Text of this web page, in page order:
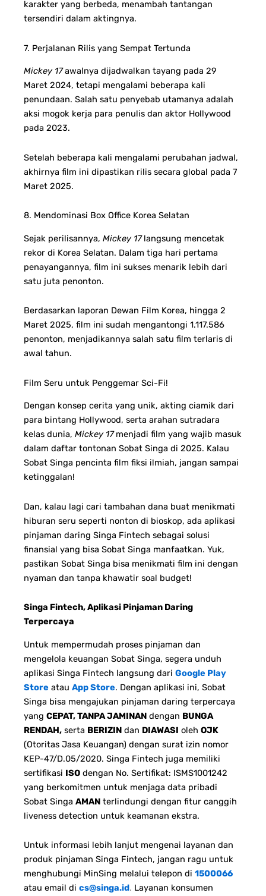
karakter yang berbeda, menambah tantangan
tersendiri dalam aktingnya.
7. Perjalanan Rilis yang Sempat Tertunda
Mickey 17awalnya dijadwalkan tayang pada 29
Maret 2024, tetapi mengalami beberapa kali
penundaan. Salah satu penyebab utamanya adalah
aksi mogok kerja para penulis dan aktor Hollywood
pada 2023.
Setelah beberapa kali mengalami perubahan jadwal,
akhirnya film ini dipastikan rilis secara global pada 7
Maret 2025.
8. Mendominasi Box Office Korea Selatan
Sejak perilisannya, Mickey 17langsung mencetak
rekor di Korea Selatan. Dalam tiga hari pertama
penayangannya, film ini sukses menarik lebih dari
satu juta penonton.
Berdasarkan laporan Dewan Film Korea, hingga 2
Maret 2025, film ini sudah mengantongi 1.117.586
penonton, menjadikannya salah satu film terlaris di
awal tahun.
Film Seru untuk Penggemar Sci-Fi!
Dengan konsep cerita yang unik, akting ciamik dari
para bintang Hollywood, serta arahan sutradara
kelas dunia, Mickey 17menjadi film yang wajib masuk
dalam daftar tontonan Sobat Singa di 2025. Kalau
Sobat Singa pencinta film fiksi ilmiah, jangan sampai
ketinggalan!
Dan, kalau lagi cari tambahan dana buat menikmati
hiburan seru seperti nonton di bioskop, ada aplikasi
pinjaman daring Singa Fintech sebagai solusi
finansial yang bisa Sobat Singa manfaatkan. Yuk,
pastikan Sobat Singa bisa menikmati film ini dengan
nyaman dan tanpa khawatir soal budget!
Singa Fintech, Aplikasi Pinjaman Daring
Terpercaya
Untuk mempermudah proses pinjaman dan
mengelola keuangan Sobat Singa, segera unduh
aplikasi Singa Fintech langsung dari Google Play
Store atau App Store. Dengan aplikasi ini, Sobat
Singa bisa mengajukan pinjaman daring terpercaya
yang CEPAT, TANPA JAMINAN dengan BUNGA
RENDAH, serta BERIZIN dan DIAWASI oleh OJK
(Otoritas Jasa Keuangan) dengan surat izin nomor
KEP-47/D.05/2020. Singa Fintech juga memiliki
sertifikasi ISO dengan No. Sertifikat: ISMS1001242
yang berkomitmen untuk menjaga data pribadi
Sobat Singa AMAN terlindungi dengan fitur canggih
liveness detection untuk keamanan ekstra.
Untuk informasi lebih lanjut mengenai layanan dan
produk pinjaman Singa Fintech, jangan ragu untuk
menghubungi MinSing melalui telepon di 1500066
atau email di cs@singa.id. Layanan konsumen